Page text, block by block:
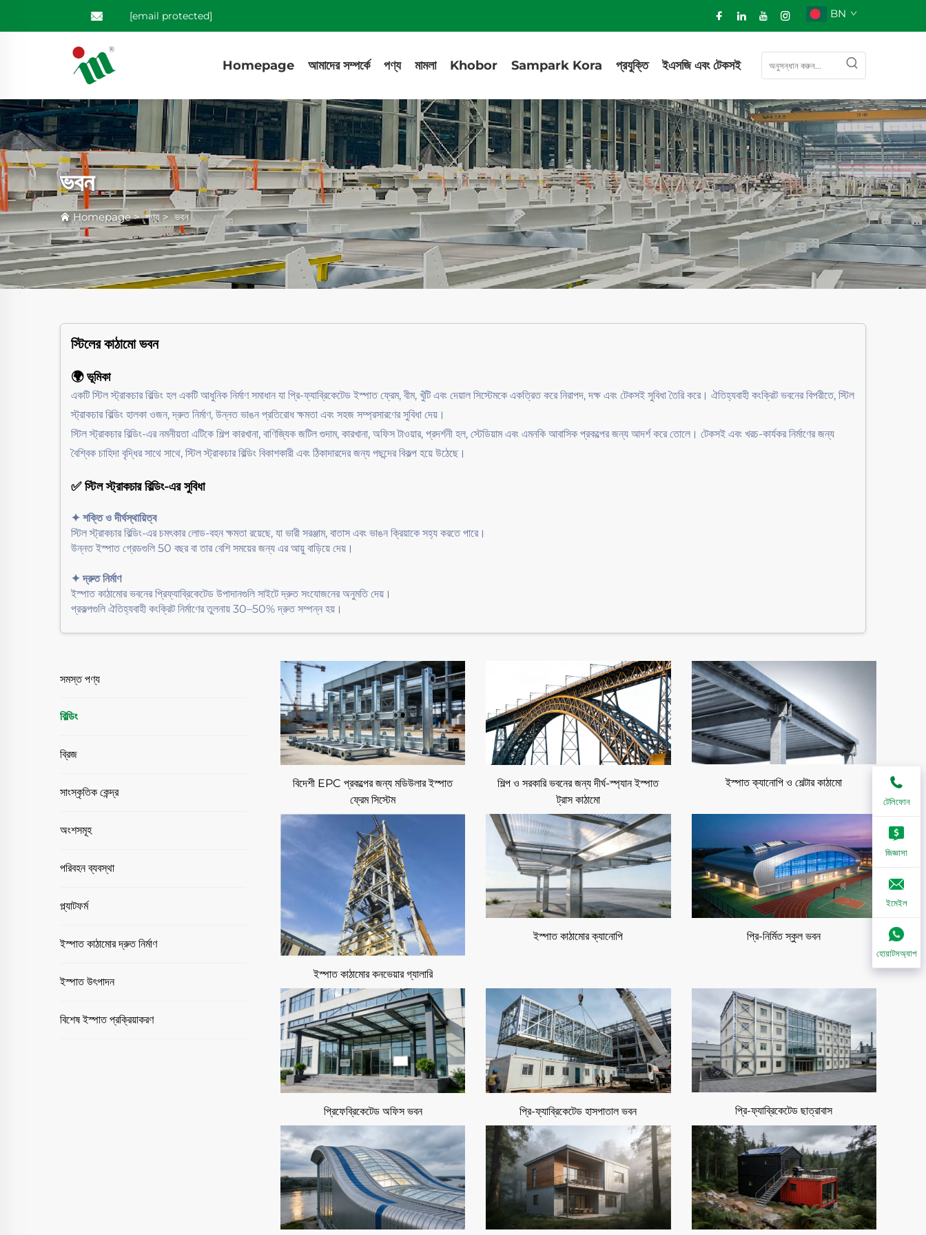
[email protected] BN
Homepage আমাদের সম্পর্কে পণ্য মামলা Khobor Sampark Kora প্রযুক্তি ইএসজি এবং টেকসই
ভবন
Homepage>পণ্য>ভবন
স্টিলের কাঠামোভবন
🌍 ভূমিকা
একটি স্টিল স্ট্রাকচার বিল্ডিং হল একটি আধুনিক নির্মাণ সমাধান যা প্রি-ফ্যাব্রিকেটেড ইস্পাত ফ্রেম, বীম, খুঁটি এবং দেয়াল সিস্টেমকে একত্রিত করে নিরাপদ, দক্ষ এবং টেকসই সুবিধা তৈরি করে। ঐতিহ্যবাহী কংক্রিট ভবনের বিপরীতে, স্টিল
স্ট্রাকচার বিল্ডিং হালকা ওজন, দ্রুত নির্মাণ, উন্নত ভাঙন প্রতিরোধ ক্ষমতা এবং সহজ সম্প্রসারণের সুবিধা দেয়।
স্টিল স্ট্রাকচার বিল্ডিং-এর নমনীয়তা এটিকে শিল্প কারখানা, বাণিজ্যিক জটিল গুদাম, কারখানা, অফিস টাওয়ার, প্রদর্শনী হল, স্টেডিয়াম এবং এমনকি আবাসিক প্রকল্পের জন্য আদর্শ করে তোলে। টেকসই এবং খরচ-কার্যকর নির্মাণের জন্য
বৈশ্বিক চাহিদা বৃদ্ধির সাথে সাথে, স্টিল স্ট্রাকচার বিল্ডিং বিকাশকারী এবং ঠিকাদারদের জন্য পছন্দের বিকল্প হয়ে উঠেছে।
✅ স্টিল স্ট্রাকচার বিল্ডিং-এর সুবিধা
✦ শক্তি ও দীর্ঘস্থায়িত্ব
স্টিল স্ট্রাকচার বিল্ডিং-এর চমৎকার লোড-বহন ক্ষমতা রয়েছে, যা ভারী সরঞ্জাম, বাতাস এবং ভাঙন ক্রিয়াকে সহ্য করতে পারে।
উন্নত ইস্পাত গ্রেডগুলি 50 বছর বা তার বেশি সময়ের জন্য এর আয়ু বাড়িয়ে দেয়।
✦ দ্রুত নির্মাণ
ইস্পাত কাঠামোর ভবনের প্রিফ্যাব্রিকেটেড উপাদানগুলি সাইটে দ্রুত সংযোজনের অনুমতি দেয়।
প্রকল্পগুলি ঐতিহ্যবাহী কংক্রিট নির্মাণের তুলনায় 30–50% দ্রুত সম্পন্ন হয়।
নিম্ন রক্ষণাবেক্ষণ খরচ এটিকে আজীবন দৃষ্টিকোণ থেকে অত্যন্ত অর্থনৈতিক করে তোলে।
ইস্পাত কাঠামোর ভবন বৃহৎ স্প্যান, কলাম-মুক্ত স্থান এবং মডিউলার লেআউটকে সমর্থন করে।
এটি শিল্প ও বাণিজ্যিক উভয় ব্যবহারের জন্য সৃজনশীল স্থাপত্য নকশার অনুমতি দেয়।
✦ পরিবেশ-বান্ধব এবং টেকসই
ইস্পাত পুনর্নবীকরণযোগ্য, যা ইস্পাত কাঠামোর ভবনকে পরিবেশ-বান্ধব পছন্দ করে তোলে।
সৌর প্যানেল, তাপ নিরোধক এবং স্মার্ট সিস্টেমের সাথে একীভূতকরণ শক্তি দক্ষতা বৃদ্ধি করে।
অগ্নি-প্রতিরোধী আবরণ এবং ক্ষয়রোধী চিকিৎসা ইস্পাত কাঠামোর ভবনের নিরাপত্তা বৃদ্ধি করে।
আন্তর্জাতিক সার্টিফিকেশন গ্লোবাল মানের সাথে সঙ্গতি নিশ্চিত করে।
⚙ প্রক্রিয়া ও প্রযুক্তিগত বৈশিষ্ট্য
✓ প্রকৌশল ও ডিজাইন
প্রতিটি ইস্পাত কাঠামোর ভবন 3D মডেলিং এবং BIM অনুকল্পনা দিয়ে শুরু হয়।
গাঠনিক বিশ্লেষণ ভূমিকম্প প্রতিরোধ, বাতাসের কর্মদক্ষতা এবং লোড ক্ষমতা নিশ্চিত করে।
উচ্চ-শক্তির ইস্পাত (Q355, Q460, ASTM A572, EN S355) সাধারণত ব্যবহৃত হয়।
ইনসুলেটেড স্যান্ডউইচ প্যানেল, গ্লাস কার্টেন ওয়াল এবং কম্পোজিট ফ্লোরিং কার্যকারিতা উন্নত করে।
✓ উৎপাদন
সিএনসি এবং রোবটিক প্রযুক্তি ব্যবহার করে ইস্পাত কাটা, ড্রিলিং এবং ওয়েল্ডিং করা হয়।
ইস্পাত কাঠামোর ভবনগুলিতে গ্যালভানাইজেশন, ইপোক্সি বা পাউডার পেইন্টের আবরণ দেওয়া হয়।
ঐচ্ছিক অগ্নি-প্রতিরোধী আবরণ 2 ঘন্টা পর্যন্ত প্রতিরোধ ক্ষমতা প্রদান করে।
প্রতিটি ইস্পাত কাঠামোর ভবন অ-ধ্বংসাত্মক পরীক্ষার পদ্ধতি দ্বারা পরীক্ষা করা হয়।
সিই, আইএসও3834, ইএন1090 এবং এআইএসসি মানগুলির সাথে সঙ্গতি নিশ্চিত করা হয়।
মডিউলার অ্যাসেম্বলি বোল্টযুক্ত বা ওয়েল্ডেড সংযোগের মাধ্যমে সাইটে দ্রুত নির্মাণ সম্ভব করে।
সমস্ত পণ্য
বিল্ডিং
ব্রিজ
সাংস্কৃতিক কেন্দ্র
অংশসমূহ
পরিবহন ব্যবস্থা
প্ল্যাটফর্ম
ইস্পাত কাঠামোর দ্রুত নির্মাণ
ইস্পাত উৎপাদন
বিশেষ ইস্পাত প্রক্রিয়াকরণ
বিদেশী EPC প্রকল্পের জন্য মডিউলার ইস্পাত
ফ্রেম সিস্টেম
শিল্প ও সরকারি ভবনের জন্য দীর্ঘ-স্প্যান ইস্পাত
ট্রাস কাঠামো
ইস্পাত ক্যানোপি ও শেল্টার কাঠামো
ইস্পাত কাঠামোর কনভেয়ার গ্যালারি
ইস্পাত কাঠামোর ক্যানোপি প্রি-নির্মিত স্কুল ভবন
প্রিফেব্রিকেটেড অফিস ভবন প্রি-ফ্যাব্রিকেটেড হাসপাতাল ভবন প্রি-ফ্যাব্রিকেটেড ছাত্রাবাস
টেলিফোন
জিজ্ঞাসা
ইমেইল
হোয়াটসঅ্যাপ